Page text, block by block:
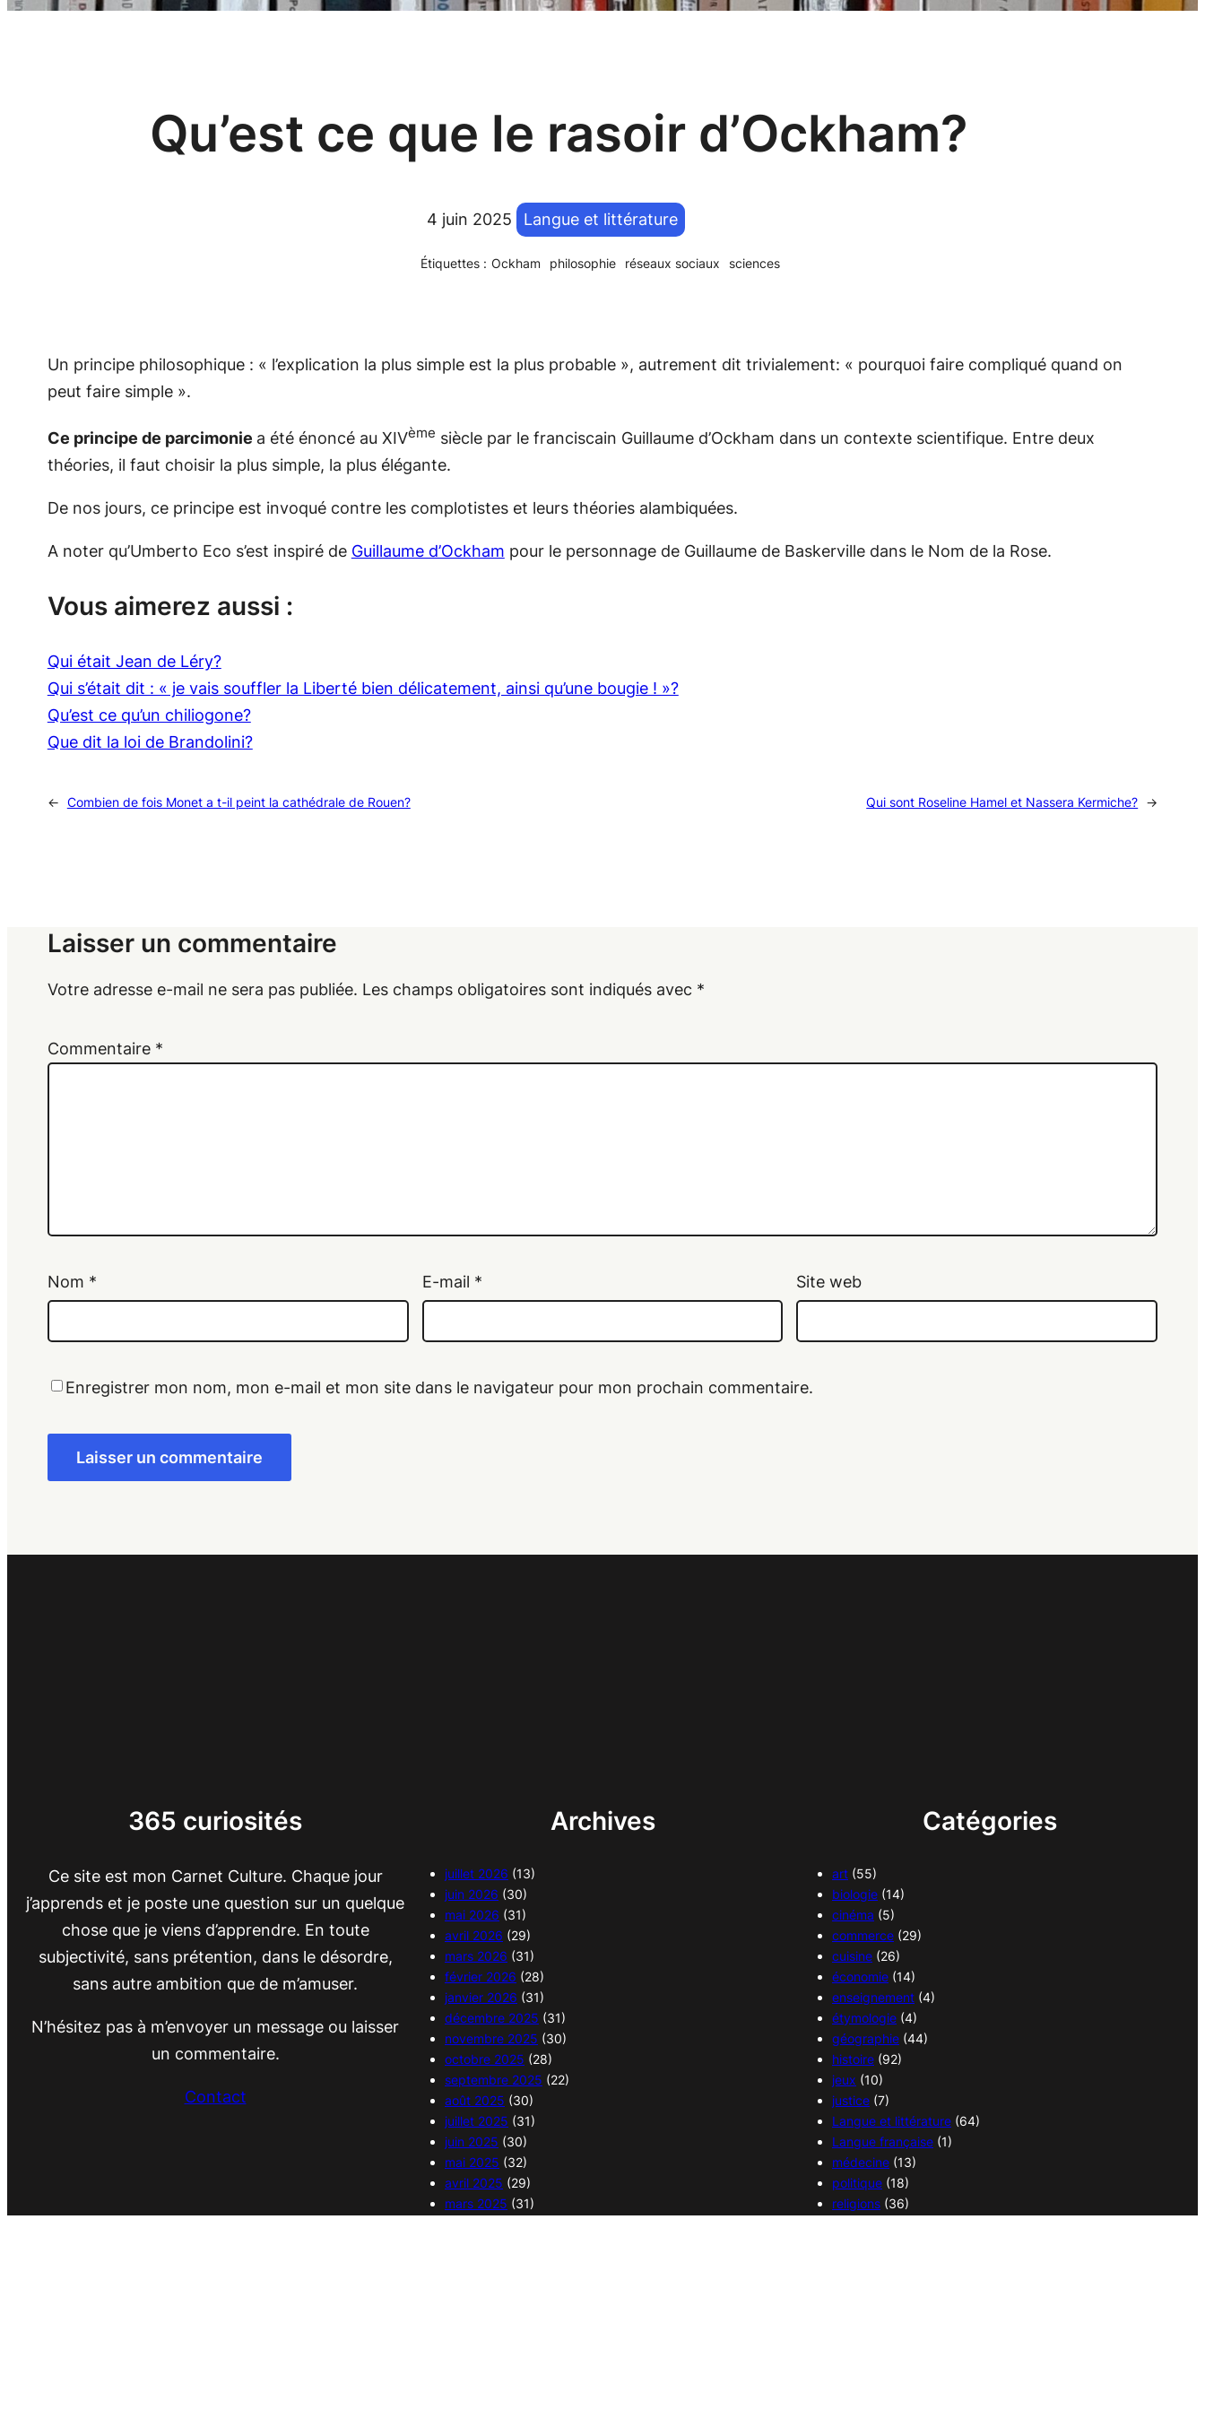
Qu’est ce que le rasoir d’Ockham?
4 juin 2025 Langue et littérature
Étiquettes : Ockham philosophie réseaux sociaux sciences
Un principe philosophique : « l’explication la plus simple est la plus probable », autrement dit trivialement: « pourquoi faire compliqué quand on
peut faire simple ».
Ce principe de parcimonie a été énoncé au XIVème siècle par le franciscain Guillaume d’Ockham dans un contexte scientifique. Entre deux
théories, il faut choisir la plus simple, la plus élégante.
De nos jours, ce principe est invoqué contre les complotistes et leurs théories alambiquées.
A noter qu’Umberto Eco s’est inspiré de Guillaume d’Ockham pour le personnage de Guillaume de Baskerville dans le Nom de la Rose.
Vous aimerez aussi :
Qui était Jean de Léry?
Qui s’était dit : « je vais souffler la Liberté bien délicatement, ainsi qu’une bougie ! »?
Qu’est ce qu’un chiliogone?
Que dit la loi de Brandolini?
← Combien de fois Monet a t-il peint la cathédrale de Rouen? Qui sont Roseline Hamel et Nassera Kermiche? →
Laisser un commentaire
Votre adresse e-mail ne sera pas publiée. Les champs obligatoires sont indiqués avec *
Commentaire *
Nom * E-mail * Site web
Enregistrer mon nom, mon e-mail et mon site dans le navigateur pour mon prochain commentaire.
365 curiosités
Ce site est mon Carnet Culture. Chaque jour
j’apprends et je poste une question sur un quelque
chose que je viens d’apprendre. En toute
subjectivité, sans prétention, dans le désordre,
sans autre ambition que de m’amuser.
N’hésitez pas à m’envoyer un message ou laisser
un commentaire.
Contact
Archives
juillet 2026 (13)
juin 2026 (30)
mai 2026 (31)
avril 2026 (29)
mars 2026 (31)
février 2026 (28)
janvier 2026 (31)
décembre 2025 (31)
novembre 2025 (30)
octobre 2025 (28)
septembre 2025 (22)
août 2025 (30)
juillet 2025 (31)
juin 2025 (30)
mai 2025 (32)
avril 2025 (29)
mars 2025 (31)
Catégories
art (55)
biologie (14)
cinéma (5)
commerce (29)
cuisine (26)
économie (14)
enseignement (4)
étymologie (4)
géographie (44)
histoire (92)
jeux (10)
justice (7)
Langue et littérature (64)
Langue française (1)
médecine (13)
politique (18)
religions (36)